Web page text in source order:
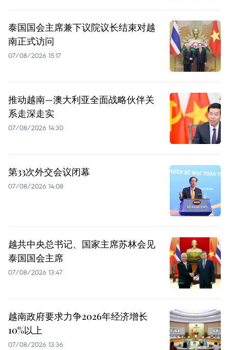
泰国国会主席兼下议院议长结束对越
南正式访问
07/08/2026 15:17
推动越南—澳大利亚全面战略伙伴关
系走深走实
07/08/2026 14:30
第33次外交会议闭幕
07/08/2026 14:08
越共中央总书记、国家主席苏林会见
泰国国会主席
07/08/2026 13:47
越南政府要求力争2026年经济增长
10%以上
07/08/2026 13:36